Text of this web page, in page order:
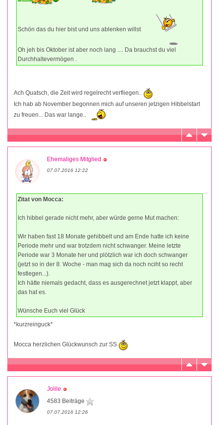
Schön das du hier bist und uns ablenken willst
Oh jeh bis Oktober ist aber noch lang .... Da brauchst du viel
Durchhaltevermögen .
Ach Quatsch, die Zeit wird regelrecht verfliegen..
Ich hab ab November begonnen mich auf unseren jetzigen Hibbelstart
zu freuen... Das war lange..
Ehemaliges Mitglied
07.07.2016 12:22
Zitat von Mocca:
Ich hibbel gerade nicht mehr, aber würde gerne Mut machen:
Wir haben fast 18 Monate gehibbelt und am Ende hatte ich keine
Periode mehr und war trotzdem nicht schwanger. Meine letzte
Periode war 3 Monate her und plötzlich war ich doch schwanger
(jetzt so in der 8. Woche - man mag sich da noch nciht so recht
festlegen...).
Ich hätte niemals gedacht, dass es ausgerechnet jetzt klappt, aber
das hat es.
Wünsche Euch viel Glück
*kurzreinguck*
Mocca herzlichen Glückwunsch zur SS
Jolile
4583 Beiträge
07.07.2016 12:26